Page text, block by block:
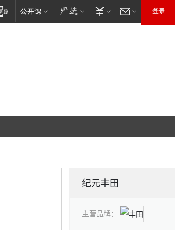
登录
纪元丰田
主营品牌：